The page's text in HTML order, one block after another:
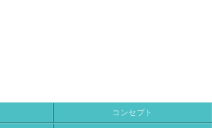
コンセプト